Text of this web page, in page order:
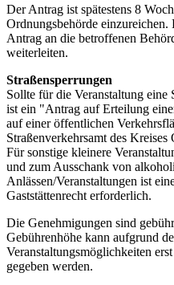
Der Antrag ist spätestens 8
Ordnungsbehörde
Antrag an die betroffenen
weiterleiten.
Straßensperrungen
Sollte für die Veranstaltung eine
ist ein "Antrag auf Erteilung
auf einer öffentlichen
Straßenverkehrsamt des Kreises
Für sonstige kleinere
und zum Ausschank von
Anlässen/Veranstaltungen ist
Gaststättenrecht erforderlich.
Die Genehmigungen sind
Gebührenhöhe kann aufgrund
Veranstaltungsmöglichkeiten
gegeben werden.